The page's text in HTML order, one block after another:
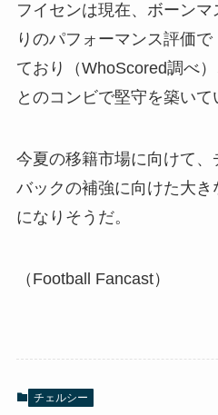
フイセンは現在、ボーン
りのパフォーマンス評価
ており（WhoScored調べ
とのコンビで堅守を築いて
今夏の移籍市場に向けて
バックの補強に向けた大き
になりそうだ。
（Football Fancast）
チェルシー